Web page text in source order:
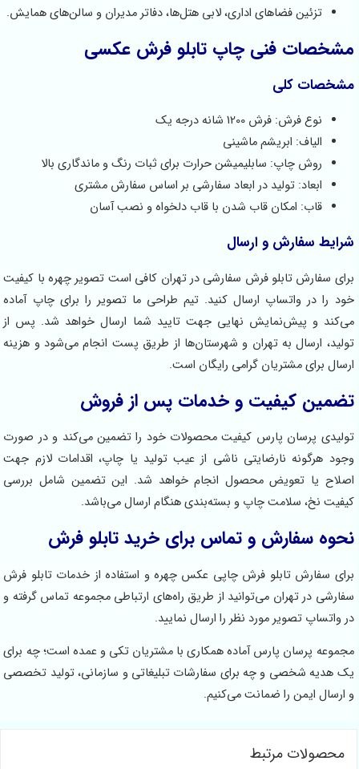
تزئین فضاهای اداری، لابی هتل‌ها، دفاتر مدیران و سالن‌های همایش.
مشخصات فنی چاپ تابلو فرش عکسی
مشخصات کلی
نوع فرش: فرش 1200 شانه درجه یک
الیاف: ابریشم ماشینی
روش چاپ: سابلیمیشن حرارت برای ثبات رنگ و ماندگاری بالا
ابعاد: تولید در ابعاد سفارشی بر اساس سفارش مشتری
قاب: امکان قاب شدن با قاب دلخواه و نصب آسان
شرایط سفارش و ارسال
برای سفارش تابلو فرش سفارشی در تهران کافی است تصویر چهره با کیفیت
خود را در واتساپ ارسال کنید. تیم طراحی ما تصویر را برای چاپ آماده
می‌کند و پیش‌نمایش نهایی جهت تایید شما ارسال خواهد شد. پس از
تولید، ارسال به تهران و شهرستان‌ها از طریق پست انجام می‌شود و هزینه
ارسال برای مشتریان گرامی رایگان است.
تضمین کیفیت و خدمات پس از فروش
تولیدی پرسان پارس کیفیت محصولات خود را تضمین می‌کند و در صورت
وجود هرگونه نارضایتی ناشی از عیب تولید یا چاپ، اقدامات لازم جهت
اصلاح یا تعویض محصول انجام خواهد شد. این تضمین شامل بررسی
کیفیت نخ، سلامت چاپ و بسته‌بندی هنگام ارسال می‌باشد.
نحوه سفارش و تماس برای خرید تابلو فرش
برای سفارش تابلو فرش چاپی عکس چهره و استفاده از خدمات تابلو فرش
سفارشی در تهران می‌توانید از طریق راه‌های ارتباطی مجموعه تماس گرفته و
در واتساپ تصویر مورد نظر را ارسال نمایید.
مجموعه پرسان پارس آماده همکاری با مشتریان تکی و عمده است؛ چه برای
یک هدیه شخصی و چه برای سفارشات تبلیغاتی و سازمانی، تولید تخصصی
و ارسال ایمن را ضمانت می‌کنیم.
محصولات مرتبط